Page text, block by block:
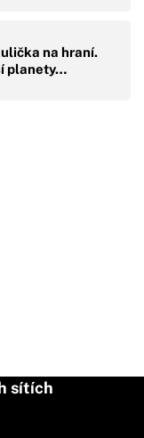
na hraní.
planety…
sítích